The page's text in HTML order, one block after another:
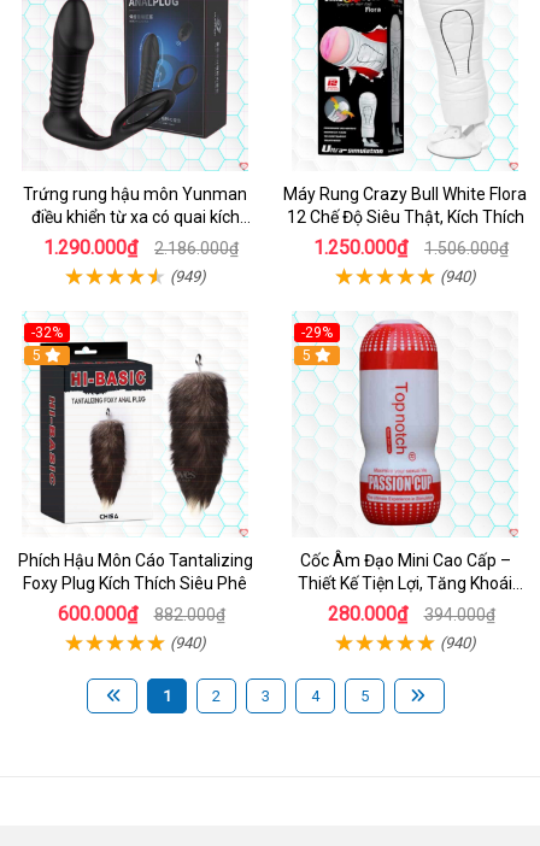
Trứng rung hậu môn Yunman
điều khiển từ xa có quai kích
thích
1.290.000₫ 2.186.000₫
(949)
Máy Rung Crazy Bull White Flora
12 Chế Độ Siêu Thật, Kích Thích
1.250.000₫ 1.506.000₫
(940)
-32%
Hot
5
Phích Hậu Môn Cáo Tantalizing
Foxy Plug Kích Thích Siêu Phê
600.000₫ 882.000₫
(940)
-29%
5
Cốc Âm Đạo Mini Cao Cấp –
Thiết Kế Tiện Lợi, Tăng Khoái
Cảm
280.000₫ 394.000₫
(940)
1 2 3 4 5